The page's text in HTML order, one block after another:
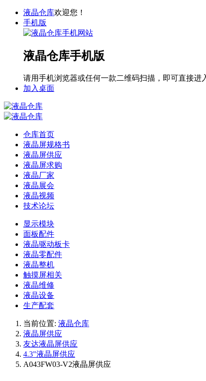
液晶仓库欢迎您！
手机版
液晶仓库手机版
请用手机浏览器或任何一款二维码扫描，即可直接进
加入桌面
仓库首页
液晶屏规格书
液晶屏供应
液晶屏求购
液晶厂家
液晶展会
液晶视频
技术论坛
显示模块
面板配件
液晶驱动板卡
液晶零配件
液晶整机
触摸屏相关
液晶维修
液晶设备
生产配套
当前位置: 液晶仓库
液晶屏供应
友达液晶屏供应
4.3"液晶屏供应
A043FW03-V2液晶屏供应